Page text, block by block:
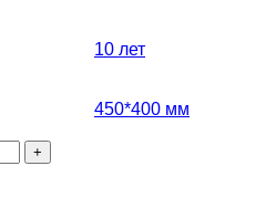
10 лет
450*400 мм